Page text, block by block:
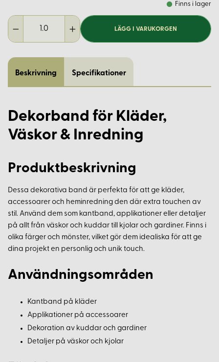
Finns i lager
LÄGG I VARUKORGEN
Beskrivning Specifikationer
Dekorband för Kläder,
Väskor & Inredning
Produktbeskrivning
Dessa dekorativa band är perfekta för att ge kläder,
accessoarer och heminredning den där extra touchen av
stil. Använd dem som kantband, applikationer eller detaljer
på allt från väskor och kuddar till kjolar och gardiner. Finns i
olika färger och mönster, vilket gör dem idealiska för att ge
dina projekt en personlig och unik touch.
Användningsområden
Kantband på kläder
Applikationer på accessoarer
Dekoration av kuddar och gardiner
Detaljer på väskor och kjolar